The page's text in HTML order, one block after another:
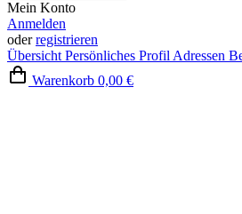
Mein Konto
Anmelden
oderregistrieren
Übersicht Persönliches Profil Adressen
Warenkorb 0,00 €